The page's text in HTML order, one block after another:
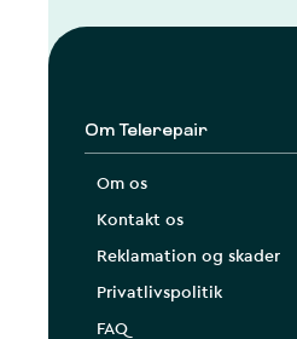
Om Telerepair
Om os
Kontakt os
Reklamation og skader
Privatlivspolitik
FAQ